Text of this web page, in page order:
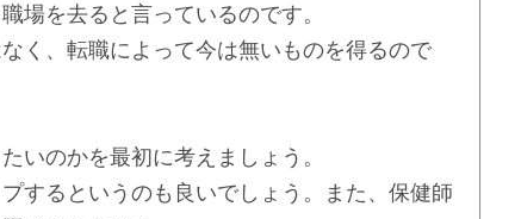
場を去ると言っているのです。
く、転職によって今は無いものを得るので
いのかを最初に考えましょう。
するというのも良いでしょう。また、保健師